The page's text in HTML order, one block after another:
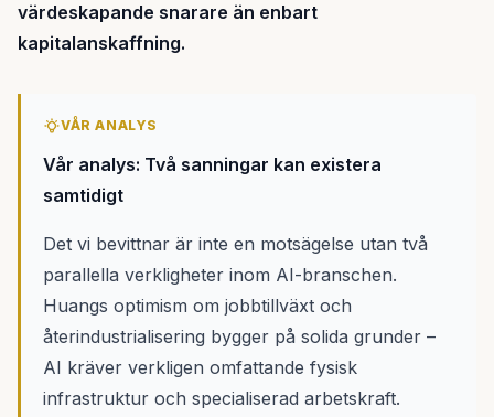
värdeskapande snarare än enbart
kapitalanskaffning.
VÅR ANALYS
Vår analys: Två sanningar kan existera
samtidigt
Det vi bevittnar är inte en motsägelse utan två
parallella verkligheter inom AI-branschen.
Huangs optimism om jobbtillväxt och
återindustrialisering bygger på solida grunder –
AI kräver verkligen omfattande fysisk
infrastruktur och specialiserad arbetskraft.